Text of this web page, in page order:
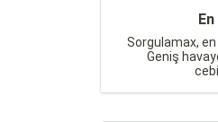
Sorgulamax, en
Geniş